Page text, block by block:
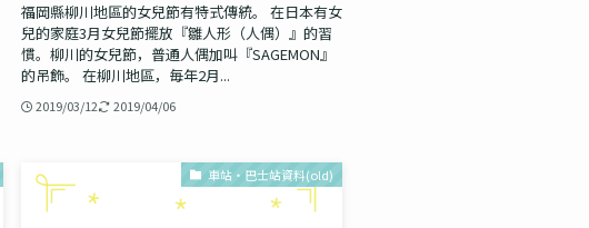
福岡縣柳川地區的女兒節有特式傳統。 在日本有女
兒的家庭3月女兒節擺放『雛人形（人偶）』的習
慣。柳川的女兒節，普通人偶加叫『SAGEMON』
的吊飾。 在柳川地區，毎年2月...
2019/03/12 2019/04/06
車站・巴士站資料(old)